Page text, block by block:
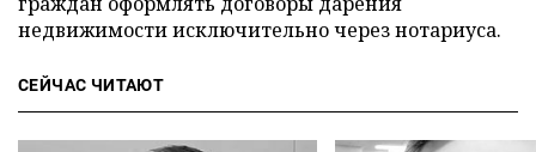
недвижимости исключительно через нотариуса.
СЕЙЧАС ЧИТАЮТ